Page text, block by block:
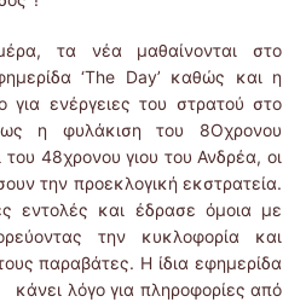
τα νέα μαθαίνονται στο
‘The Day’ καθώς και η
για ενέργειες του στρατού στο
η φυλάκιση του 8Οχρονου
48χρονου γιου του Ανδρέα, οι
την προεκλογική εκστρατεία.
εντολές και έδρασε όμοια με
την κυκλοφορία και
παραβάτες. Η ίδια εφημερίδα
κάνει λόγο για πληροφορίες από